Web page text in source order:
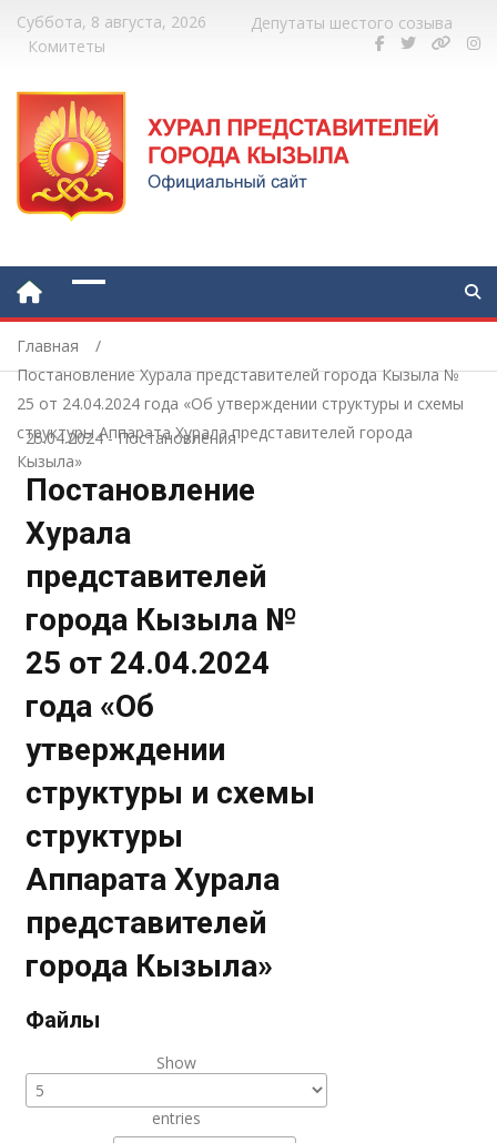
Суббота, 8 августа, 2026
Депутаты шестого созыва
Комитеты
Главная
Постановление Хурала представителей города Кызыла №
25 от 24.04.2024 года «Об утверждении структуры и схемы
структуры Аппарата Хурала представителей города
Кызыла»
25.04.2024- Постановления
Постановление
Хурала
представителей
города Кызыла №
25 от 24.04.2024
года «Об
утверждении
структуры и схемы
структуры
Аппарата Хурала
представителей
города Кызыла»
Файлы
Show
entries